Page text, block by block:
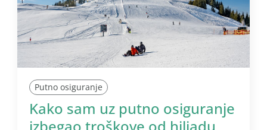
Putno osiguranje
Kako sam uz putno osiguranje
izbegao troškove od hiljadu